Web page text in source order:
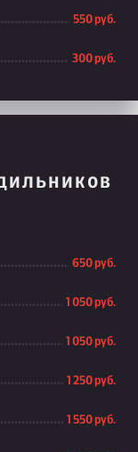
550 руб.
300 руб.
650 руб.
1 050 руб.
1 050 руб.
1 250 руб.
1 550 руб.